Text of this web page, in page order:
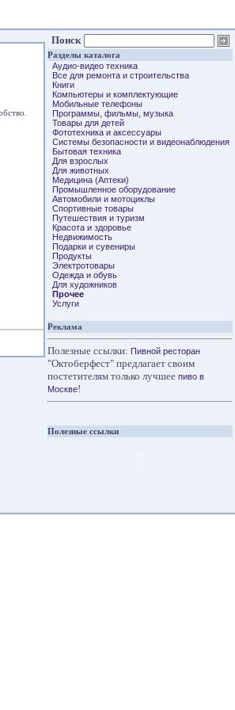
Поиск
Разделы каталога
Аудио-видео техника
Все для ремонта и строительства
Книги
Компьютеры и комплектующие
Мобильные телефоны
Программы, фильмы, музыка
Товары для детей
Фототехника и аксессуары
Системы безопасности и видеонаблюдения
Бытовая техника
Для взрослых
Для животных
Медицина (Аптеки)
Промышленное оборудование
Автомобили и мотоциклы
Спортивные товары
Путешествия и туризм
Красота и здоровье
Недвижимость
Подарки и сувениры
Продукты
Электротовары
Одежда и обувь
Для художников
Прочее
Услуги
Реклама
Полезные ссылки: Пивной ресторан
"Октоберфест" предлагает своим
постетителям только лучшее пиво в
Москве!
Полезные ссылки